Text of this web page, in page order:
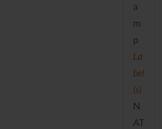
a
m
p
La
bel
(s)
N
AT